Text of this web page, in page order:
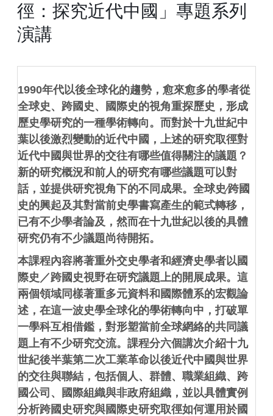
徑：探究近代中國」專題系列
演講
1990年代以後全球化的趨勢，愈來愈多的學者從
全球史、跨國史、國際史的視角重探歷史，形成
歷史學研究的一種學術轉向。而對於十九世紀中
葉以後激烈變動的近代中國，上述的研究取徑對
近代中國與世界的交往有哪些值得關注的議題？
新的研究概況和前人的研究有哪些議題可以對
話，並提供研究視角下的不同成果。全球史∕跨國
史的興起及其對當前史學書寫產生的範式轉移，
已有不少學者論及，然而在十九世紀以後的具體
研究仍有不少議題尚待開拓。
本課程內容將著重外交史學者和經濟史學者以國
際史／跨國史視野在研究議題上的開展成果。這
兩個領域同樣著重多元資料和國際體系的宏觀論
述，在這一波史學全球化的學術轉向中，打破單
一學科互相借鑑，對形塑當前全球網絡的共同議
題上有不少研究交流。課程分六個講次介紹十九
世紀後半葉第二次工業革命以後近代中國與世界
的交往與聯結，包括個人、群體、職業組織、跨
國公司、國際組織與非政府組織，並以具體實例
分析跨國史研究與國際史研究取徑如何運用於國